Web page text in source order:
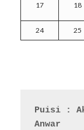
17 18
24 25
Puisi :
Anwar